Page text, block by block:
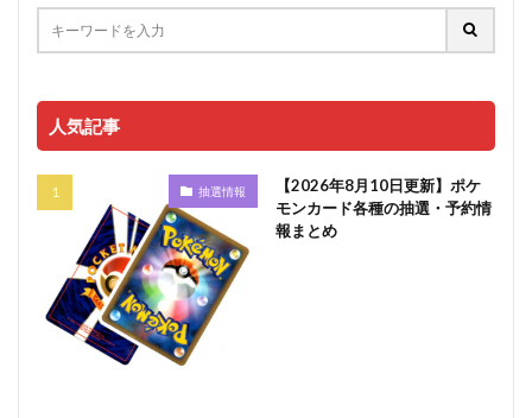
人気記事
抽選情報
【2026年8月10日更新】ポケ
モンカード各種の抽選・予約情
報まとめ